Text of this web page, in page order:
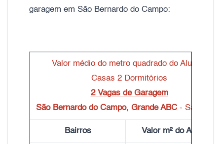
garagem em São Bernardo do Campo:
Valor médio do metro quadrado do Aluguel
Casas 2 Dormitórios
2 Vagas de Garagem
São Bernardo do Campo, Grande ABC- São
Bairros Valor m² do Aluguel